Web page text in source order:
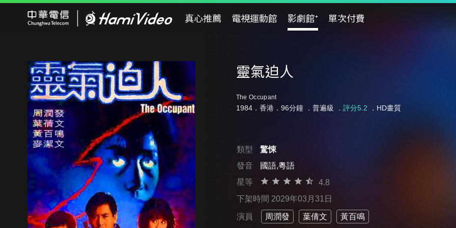
真心推薦 電視運動館 影劇館⁺ 單次付費
靈氣迫人
The Occupant
1984．香港．96分鐘 ． 普遍級 ． 評分5.2 ．HD畫質
類型
驚悚
發音
國語,粵語
星等
4.8
下架時間 2029年03月31日
演員 周潤發 葉倩文 黃百鳴